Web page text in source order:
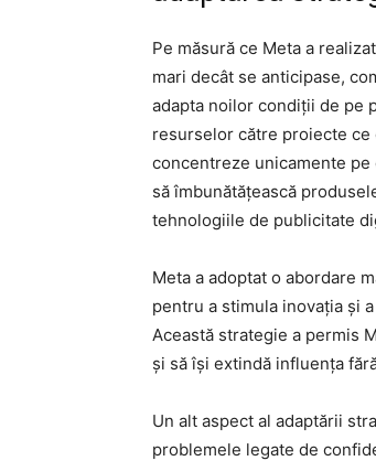
Pe măsură ce Meta a
mari decât se anticipase,
adapta noilor condiții de pe
resurselor către proiecte ce
concentreze unicamente
să îmbunătățească
tehnologiile de publicitate
Meta a adoptat o abordare
pentru a stimula inovația și
Această strategie a permis
și să își extindă influența
Un alt aspect al adaptării
problemele legate de